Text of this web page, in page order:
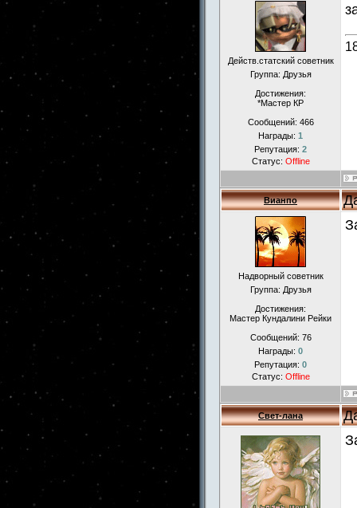
Действ.статский советник
Группа: Друзья
Достижения:
*Мастер КР
Сообщений: 466
Награды: 1
Репутация: 2
Статус: Offline
Вианпо
Надворный советник
Группа: Друзья
Достижения:
Мастер Кундалини Рейки
Сообщений: 76
Награды: 0
Репутация: 0
Статус: Offline
Свет-лана